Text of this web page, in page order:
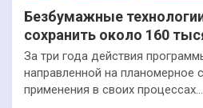
Безбумажные
сохранить около 160
За три года действия
направленной на планомерное
применения в своих процессах…